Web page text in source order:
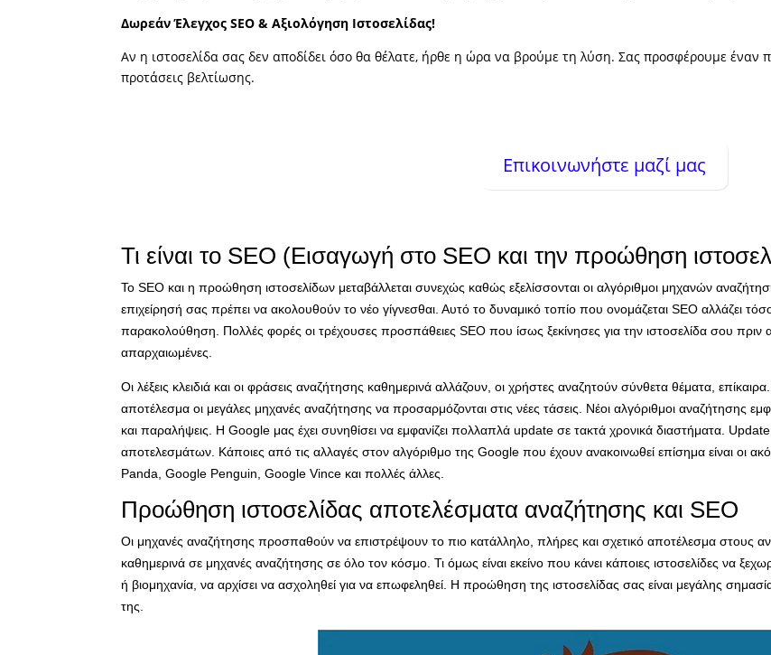
Δωρεάν Έλεγχος SEO & Αξιολόγηση Ιστοσελίδας!
Αν η ιστοσελίδα σας δεν αποδίδει όσο θα θέλατε, ήρθε η ώρα να βρούμε τη λύση. Σας προσφέρουμε έναν
προτάσεις βελτίωσης.
Επικοινωνήστε μαζί μας
Τι είναι το SEO (Εισαγωγή στο SEO και την προώθηση
To SEO και η προώθηση ιστοσελίδων μεταβάλλεται συνεχώς καθώς εξελίσσονται οι αλγόριθμοι μηχανών
επιχείρησή σας πρέπει να ακολουθούν το νέο γίγνεσθαι. Αυτό το δυναμικό τοπίο που ονομάζεται SEO αλλάζει
παρακολούθηση. Πολλές φορές οι τρέχουσες προσπάθειες SEO που ίσως ξεκίνησες για την ιστοσελίδα σου πριν
απαρχαιωμένες.
Οι λέξεις κλειδιά και οι φράσεις αναζήτησης καθημερινά αλλάζουν, οι χρήστες αναζητούν σύνθετα θέματα, επίκαιρα.
αποτέλεσμα οι μεγάλες μηχανές αναζήτησης να προσαρμόζονται στις νέες τάσεις. Νέοι αλγόριθμοι αναζήτησης
και παραλήψεις. Η Google μας έχει συνηθίσει να εμφανίζει πολλαπλά update σε τακτά χρονικά διαστήματα.
αποτελεσμάτων. Κάποιες από τις αλλαγές στον αλγόριθμο της Google που έχουν ανακοινωθεί επίσημα είναι οι
Panda,Google Penguin,Google Vince και πολλές άλλες.
Προώθηση ιστοσελίδας αποτελέσματα αναζήτησης και SEO
Οι μηχανές αναζήτησης προσπαθούν να επιστρέψουν το πιο κατάλληλο, πλήρες και σχετικό αποτέλεσμα στους
καθημερινά σε μηχανές αναζήτησης σε όλο τον κόσμο. Τι όμως είναι εκείνο που κάνει κάποιες ιστοσελίδες να
ή βιομηχανία, να αρχίσει να ασχοληθεί για να επωφεληθεί. Η προώθηση της ιστοσελίδας σας είναι μεγάλης
της.